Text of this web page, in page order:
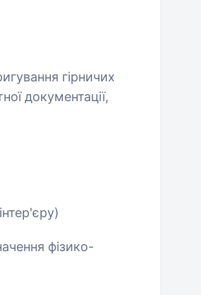
гірничих
документації,
фізико-